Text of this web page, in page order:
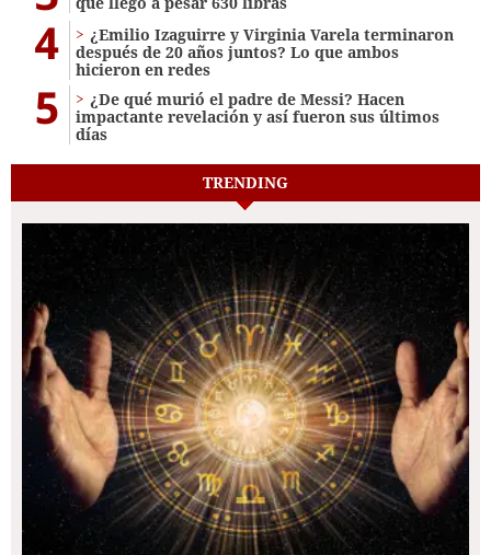
4
¿Emilio Izaguirre y Virginia Varela terminaron
después de 20 años juntos? Lo que ambos
hicieron en redes
5
¿De qué murió el padre de Messi? Hacen
impactante revelación y así fueron sus últimos
días
TRENDING